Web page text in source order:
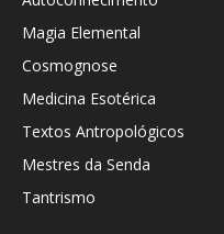
Magia Elemental
Cosmognose
Medicina Esotérica
Textos Antropológicos
Mestres da Senda
Tantrismo